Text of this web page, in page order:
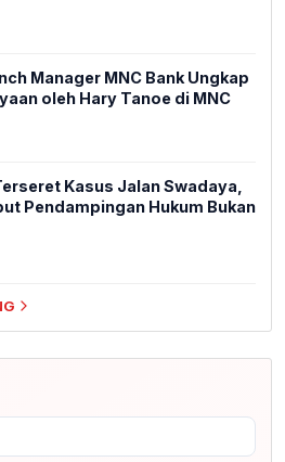
Manager MNC Bank Ungkap
oleh Hary Tanoe di MNC
Kasus Jalan Swadaya,
Pendampingan Hukum Bukan